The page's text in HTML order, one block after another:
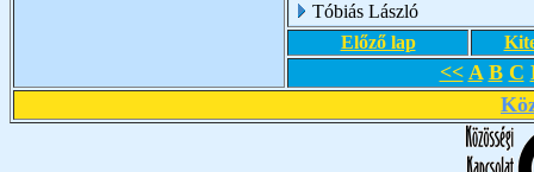
Tóbiás László
Előző lap
<< A B C